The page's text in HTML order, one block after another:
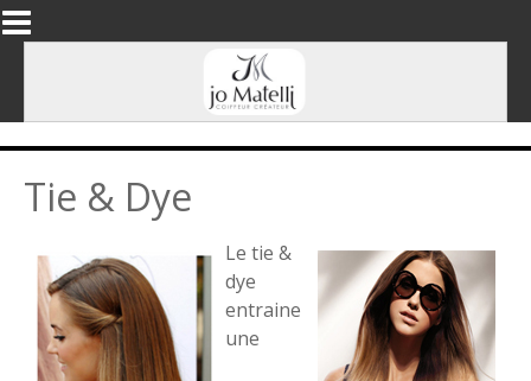
Aller au contenu principal
Tie & Dye
Le tie &
dye
entraine
une